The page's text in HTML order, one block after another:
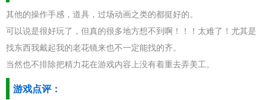
其他的操作手感，道具，过场动画之类的都挺好的。
可以说是很好玩了，但真的很多地方想不到啊！！！太难了！尤其是
找东西我戴起我的老花镜来也不一定能找的齐。
当然也不排除把精力花在游戏内容上没有着重去弄美工。
游戏点评：